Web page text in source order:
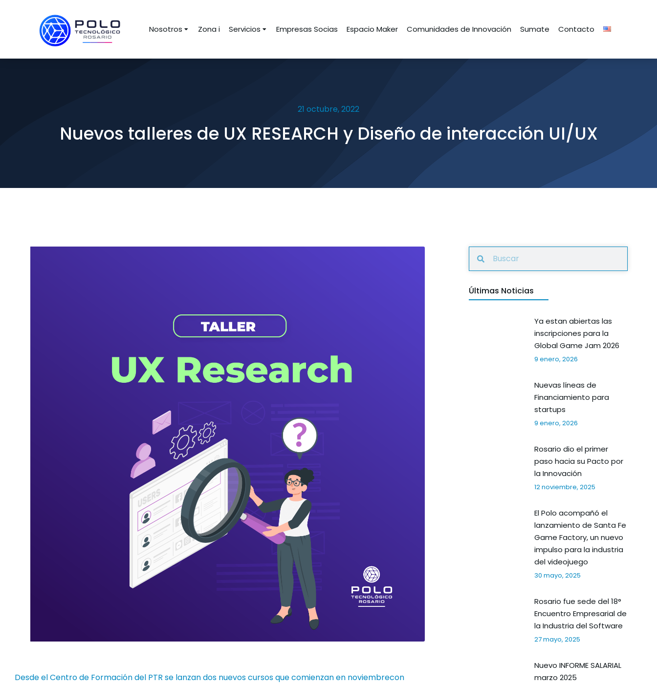
Nosotros Zona i Servicios Empresas Socias Espacio Maker Comunidades de Innovación Sumate Contacto
21 octubre, 2022
Nuevos talleres de UX RESEARCH y Diseño de interacción UI/UX
Desde el Centro de Formación del PTR se lanzan dos nuevos cursos que comienzan en noviembrecon
Últimas Noticias
Ya estan abiertas las
inscripciones para la
Global Game Jam 2026
9 enero, 2026
Nuevas líneas de
Financiamiento para
startups
9 enero, 2026
Rosario dio el primer
paso hacia su Pacto por
la Innovación
12 noviembre, 2025
El Polo acompañó el
lanzamiento de Santa Fe
Game Factory, un nuevo
impulso para la industria
del videojuego
30 mayo, 2025
Rosario fue sede del 18°
Encuentro Empresarial de
la Industria del Software
27 mayo, 2025
Nuevo INFORME SALARIAL
marzo 2025